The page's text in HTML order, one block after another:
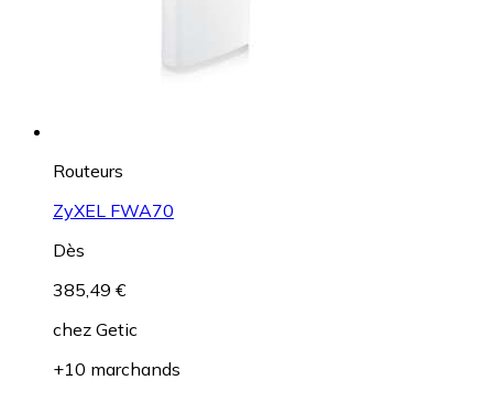
Routeurs
ZyXEL FWA70
Dès
385,49 €
chez Getic
+10 marchands